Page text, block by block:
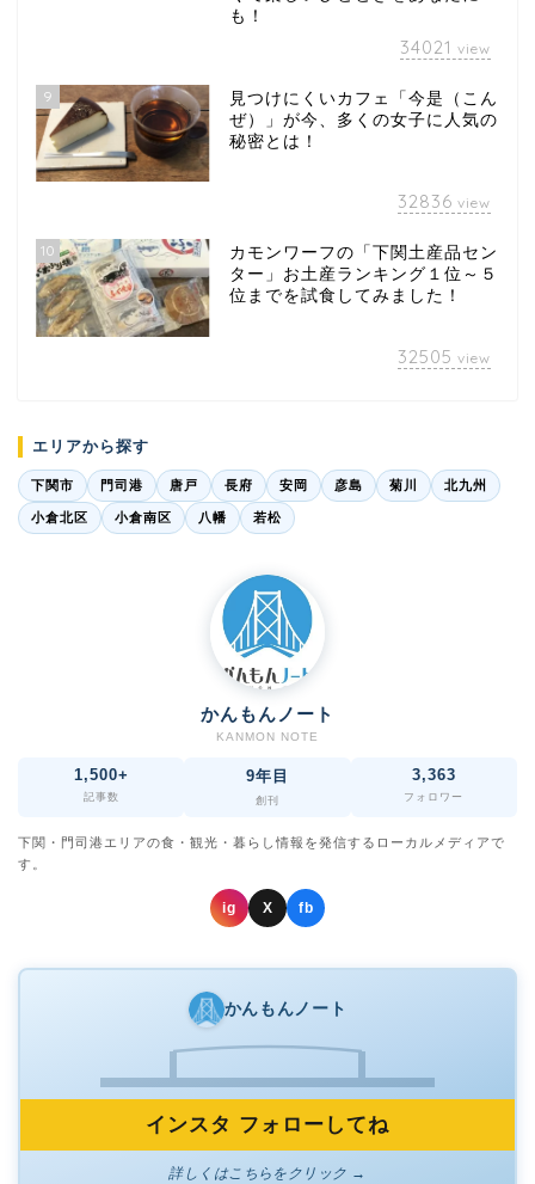
も！
34021 view
9
見つけにくいカフェ「今是（こん
ぜ）」が今、多くの女子に人気の
秘密とは！
32836 view
10
カモンワーフの「下関土産品セン
ター」お土産ランキング１位～５
位までを試食してみました！
32505 view
エリアから探す
下関市 門司港 唐戸 長府 安岡 彦島 菊川 北九州
小倉北区 小倉南区 八幡 若松
かんもんノート
KANMON NOTE
1,500+
記事数
9年目
創刊
3,363
フォロワー
下関・門司港エリアの食・観光・暮らし情報を発信するローカルメディアで
す。
ig X fb
かんもんノート
インスタ フォローしてね
詳しくはこちらをクリック →